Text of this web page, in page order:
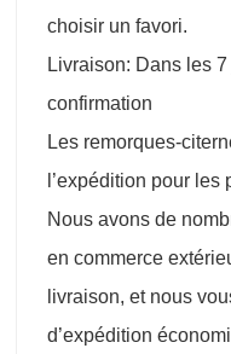
choisir un favori.
Livraison: Dans les
confirmation
Les remorques-
l’expédition pour les
Nous avons de
en commerce
livraison, et nous
d’expédition